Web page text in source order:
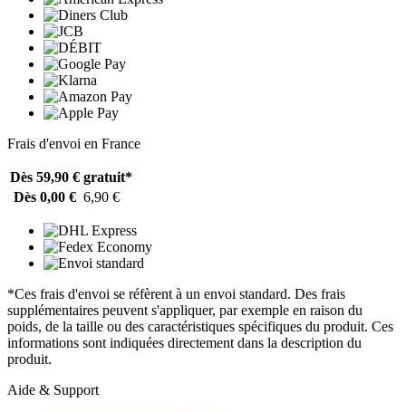
Frais d'envoi en France
Dès 59,90 € gratuit*
Dès 0,00 € 6,90 €
*Ces frais d'envoi se réfèrent à un envoi standard. Des frais
supplémentaires peuvent s'appliquer, par exemple en raison du
poids, de la taille ou des caractéristiques spécifiques du produit. Ces
informations sont indiquées directement dans la description du
produit.
Aide & Support